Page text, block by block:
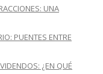
UNA
PUENTES ENTRE
¿EN QUÉ